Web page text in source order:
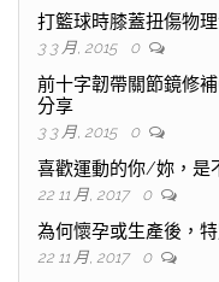
打籃球時膝蓋扭傷物
3 3 月, 2015 0
前十字韌帶關節鏡修
分享
3 3 月, 2015 0
喜歡運動的你/妳，是
22 11 月, 2017 0
為何懷孕或生產後，
22 11 月, 2017 0